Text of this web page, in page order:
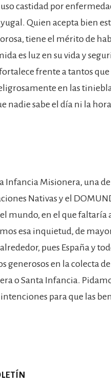
castidad por
Quien acepta bien
tiene el mérito de
es luz en su vida y
frente a tantos que
en las
nadie sabe el día ni la
Infancia Misionera, una
Nativas y el
mundo, en el que faltaría
esa inquietud, de
pues España y
generosos en la colecta
o Santa Infancia.
para que las